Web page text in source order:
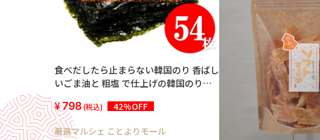
食べだしたら止まらない韓国のり 香ばし
いごま油と 粗塩 で仕上げの韓国のり 9
798(税込) 42%OFF
厳選マルシェ ことよりモール